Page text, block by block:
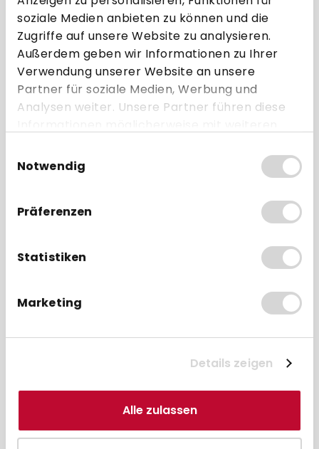
soziale Medien anbieten zu können und die
Zugriffe auf unsere Website zu analysieren.
Außerdem geben wir Informationen zu Ihrer
Verwendung unserer Website an unsere
Partner für soziale Medien, Werbung und
Analysen weiter. Unsere Partner führen diese
haben oder die sie im Rahmen Ihrer Nutzung
der Dienste gesammelt haben.
Notwendig
Präferenzen
Statistiken
Marketing
Details zeigen
Alle zulassen
Thermopapier
Ohne Bisphenol-A
SEPA Lastschrifttext ab 50 Rollen
ab 0,49 € * pro Rolle
Thermorolle 57 x 25m x 12, SEPA
Lastschrifttext, Phenolfrei